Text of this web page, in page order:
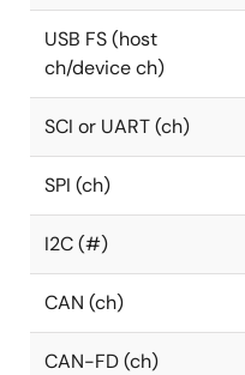
USB FS (host
ch/device ch)
SCI or UART (ch)
SPI (ch)
I2C (#)
CAN (ch)
CAN-FD (ch)